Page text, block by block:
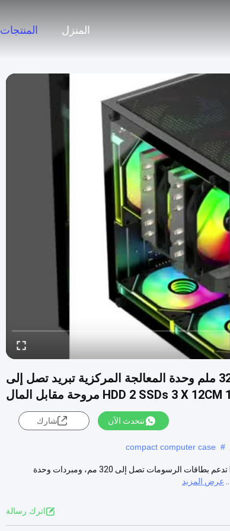
المنزل المنتجات
حاسوب MATX/ITX يدعم بطاقات الرسومات تصل إلى 320 ملم وحدة المعالجة المركزية تبريد تصل إلى
نتحدث الآن شارك
#
compact computer case
غلاف الكمبيوتر M-ATX/ITX قيمة جيدة مقابل المال، هذه الحالة للكمبيوتر MATX/ITX تدعم بطاقات الرسومات تصل إلى 320 مم، ومبردات وحدة
عرض المزيد
اترك رسالة